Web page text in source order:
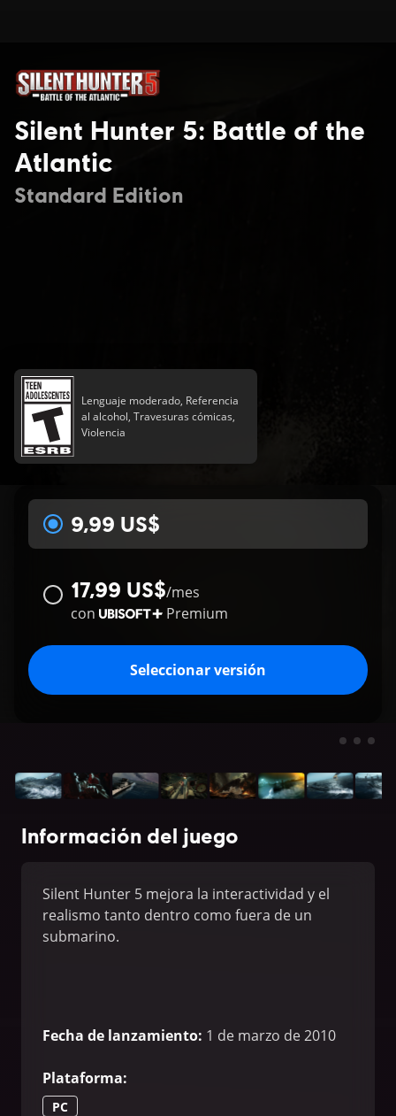
Silent Hunter 5: Battle of the
Atlantic
Standard Edition
Lenguaje moderado, Referencia
al alcohol, Travesuras cómicas,
Violencia
9,99 US$
17,99 US$/mes
con
Premium
Seleccionar versión
Información del juego
Silent Hunter 5 mejora la interactividad y el
realismo tanto dentro como fuera de un
submarino.
Fecha de lanzamiento: 1 de marzo de 2010
Plataforma:
PC